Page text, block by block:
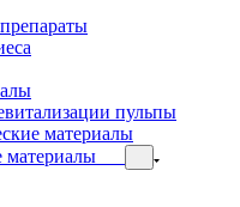
пульпы
материалы